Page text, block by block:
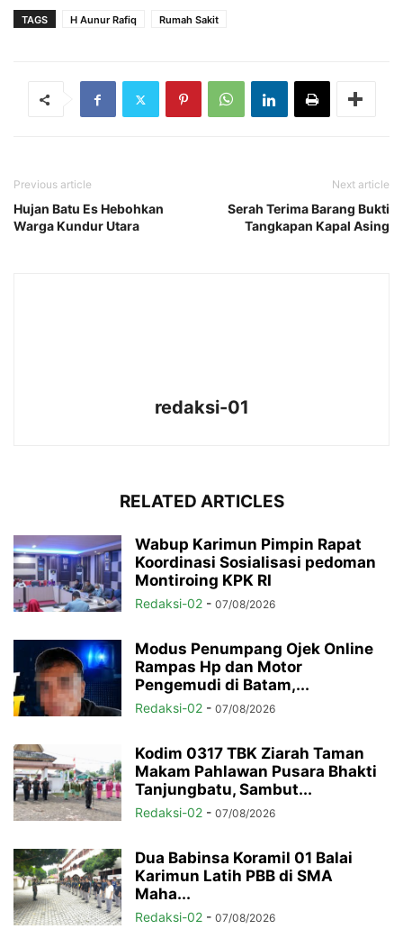
TAGS H Aunur Rafiq Rumah Sakit
Previous article
Hujan Batu Es Hebohkan
Warga Kundur Utara
Next article
Serah Terima Barang Bukti
Tangkapan Kapal Asing
redaksi-01
RELATED ARTICLES
Wabup Karimun Pimpin Rapat
Koordinasi Sosialisasi pedoman
Montiroing KPK RI
Redaksi-02 - 07/08/2026
Modus Penumpang Ojek Online
Rampas Hp dan Motor
Pengemudi di Batam,...
Redaksi-02 - 07/08/2026
Kodim 0317 TBK Ziarah Taman
Makam Pahlawan Pusara Bhakti
Tanjungbatu, Sambut...
Redaksi-02 - 07/08/2026
Dua Babinsa Koramil 01 Balai
Karimun Latih PBB di SMA
Maha...
Redaksi-02 - 07/08/2026